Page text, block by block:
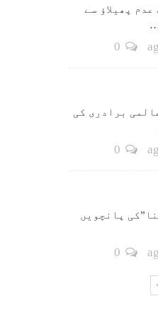
پھیلاؤ سے
برادری کی
پانچویں